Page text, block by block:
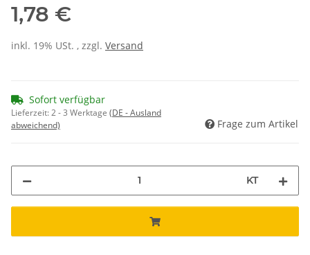
1,78 €
inkl. 19% USt. , zzgl. Versand
Sofort verfügbar
Lieferzeit:2 - 3 Werktage (DE - Ausland
abweichend)
Frage zum Artikel
KT